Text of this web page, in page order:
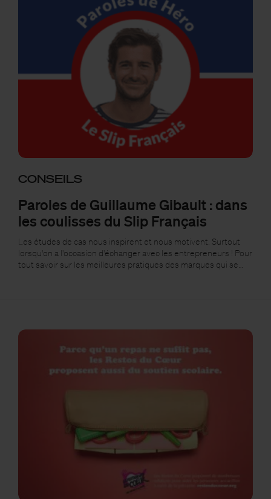
CONSEILS
Paroles de Guillaume Gibault : dans
les coulisses du Slip Français
Les études de cas nous inspirent et nous motivent. Surtout
lorsqu'on a l'occasion d'échanger avec les entrepreneurs ! Pour
tout savoir sur les meilleures pratiques des marques qui se…